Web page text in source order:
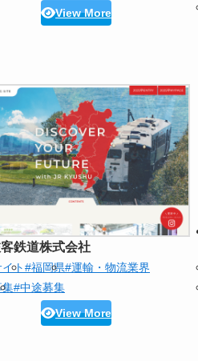
View More
鉄道株式会社
ト#福岡県#運輸・物流業界
集#中途募集
View More